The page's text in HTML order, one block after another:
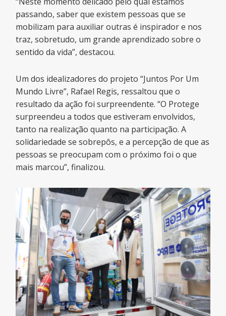
passando, saber que existem pessoas que se
mobilizam para auxiliar outras é inspirador e nos
traz, sobretudo, um grande aprendizado sobre o
sentido da vida”, destacou.
Um dos idealizadores do projeto “Juntos Por Um
Mundo Livre”, Rafael Regis, ressaltou que o
resultado da ação foi surpreendente. “O Protege
surpreendeu a todos que estiveram envolvidos,
tanto na realização quanto na participação. A
solidariedade se sobrepôs, e a percepção de que as
pessoas se preocupam com o próximo foi o que
mais marcou”, finalizou.